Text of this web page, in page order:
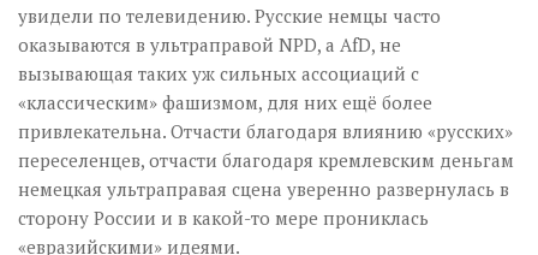
увидели по телевидению. Русские немцы часто
оказываются в ультраправой NPD, а AfD, не
вызывающая таких уж сильных ассоциаций с
«классическим» фашизмом, для них ещё более
привлекательна. Отчасти благодаря влиянию «русских»
переселенцев, отчасти благодаря кремлевским деньгам
немецкая ультраправая сцена уверенно развернулась в
сторону России и в какой-то мере прониклась
«евразийскими» идеями.